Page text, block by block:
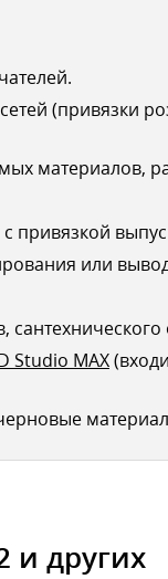
(привязки
материалов,
привязкой
или
Studio MAX
и других